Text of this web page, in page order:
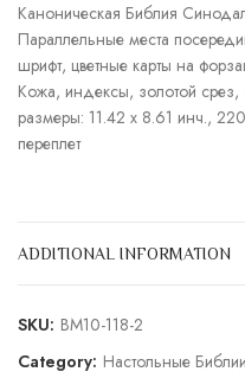
Каноническая Библия
Параллельные места
шрифт, цветные карты на
Кожа, индексы, золотой срез,
размеры: 11.42 x 8.61 инч.,
переплет
ADDITIONAL INFORMATION
SKU: BM10-118-2
Category: Настольные Библии